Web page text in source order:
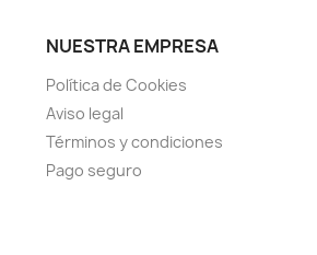
NUESTRA EMPRESA
Política de Cookies
Aviso legal
Términos y condiciones
Pago seguro